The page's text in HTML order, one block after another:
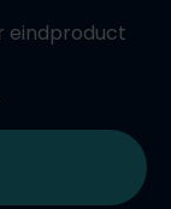
eindproduct